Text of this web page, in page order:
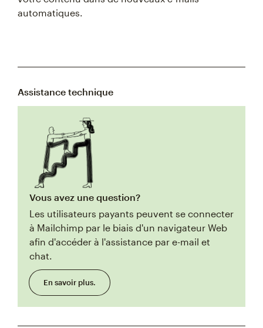
automatiques.
Assistance technique
Vous avez une question?
Les utilisateurs payants peuvent se connecter
à Mailchimp par le biais d'un navigateur Web
afin d'accéder à l'assistance par e-mail et
chat.
En savoir plus.